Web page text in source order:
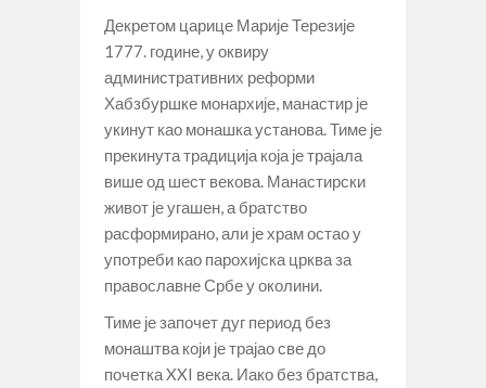
Декретом царице Марије Терезије
1777. године, у оквиру
административних реформи
Хабзбуршке монархије, манастир је
укинут као монашка установа. Тиме је
прекинута традиција која је трајала
више од шест векова. Манастирски
живот је угашен, а братство
расформирано, али је храм остао у
употреби као парохијска црква за
православне Србе у околини.
Тиме је започет дуг период без
монаштва који је трајао све до
почетка XXI века. Иако без братства,